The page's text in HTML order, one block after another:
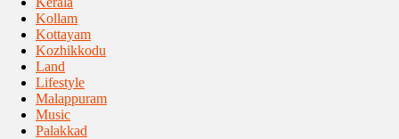
Kollam
Kottayam
Kozhikkodu
Land
Lifestyle
Malappuram
Music
Palakkad